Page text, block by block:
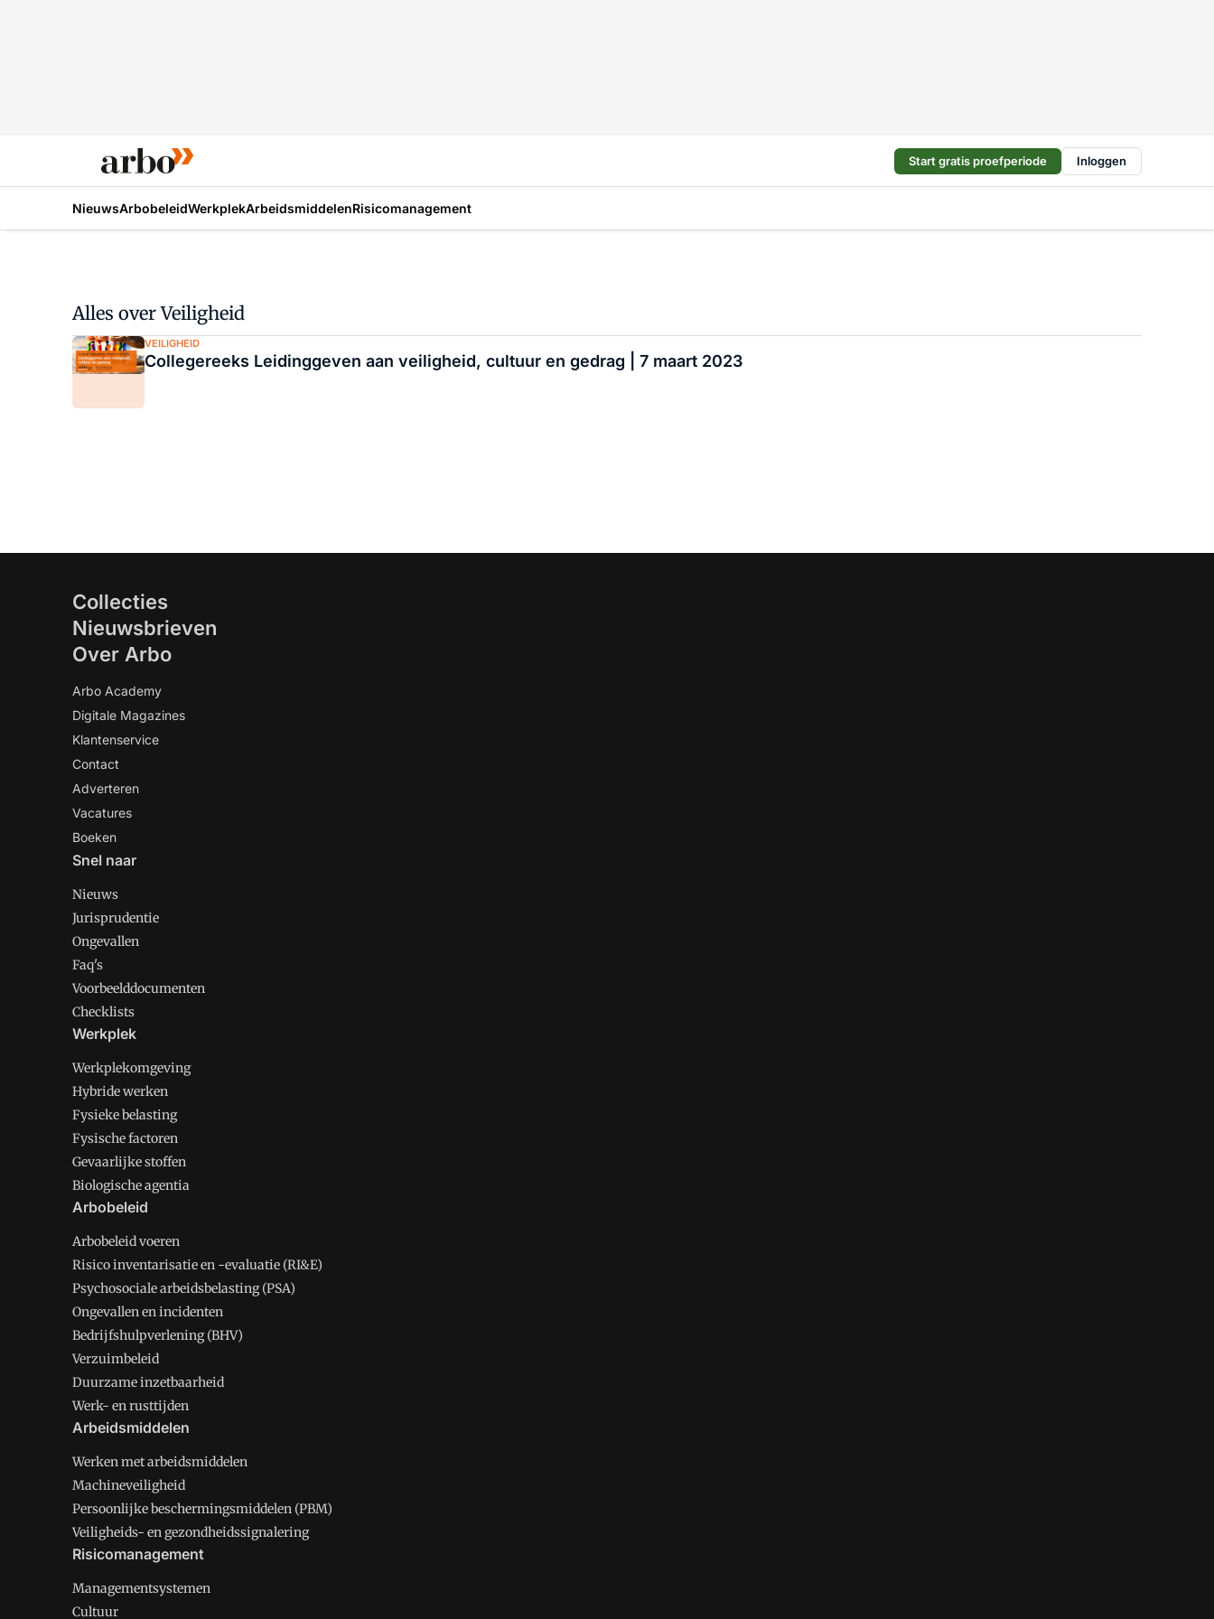
Start gratis proefperiode Inloggen
NieuwsArbobeleidWerkplekArbeidsmiddelenRisicomanagement
Alles over Veiligheid
VEILIGHEID
Collegereeks Leidinggeven aan veiligheid, cultuur en gedrag | 7 maart 2023
Collecties
Nieuwsbrieven
Over Arbo
Arbo Academy
Digitale Magazines
Klantenservice
Contact
Adverteren
Vacatures
Boeken
Snel naar
Nieuws
Jurisprudentie
Ongevallen
Faq's
Voorbeelddocumenten
Checklists
Werkplek
Werkplekomgeving
Hybride werken
Fysieke belasting
Fysische factoren
Gevaarlijke stoffen
Biologische agentia
Arbobeleid
Arbobeleid voeren
Risico inventarisatie en -evaluatie (RI&E)
Psychosociale arbeidsbelasting (PSA)
Ongevallen en incidenten
Bedrijfshulpverlening (BHV)
Verzuimbeleid
Duurzame inzetbaarheid
Werk- en rusttijden
Arbeidsmiddelen
Werken met arbeidsmiddelen
Machineveiligheid
Persoonlijke beschermingsmiddelen (PBM)
Veiligheids- en gezondheidssignalering
Risicomanagement
Managementsystemen
Cultuur